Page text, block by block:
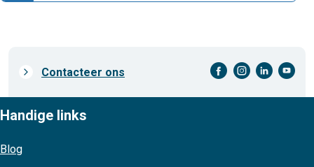
Prefooter
Contacteer ons facebook-cirkel instagram-cirkel linkedin-cirkel youtube-cirkel
Handige links
Blog